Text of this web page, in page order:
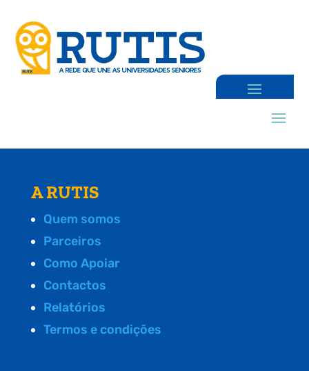
A RUTIS
Quem somos
Parceiros
Como Apoiar
Contactos
Relatórios
Termos e condições